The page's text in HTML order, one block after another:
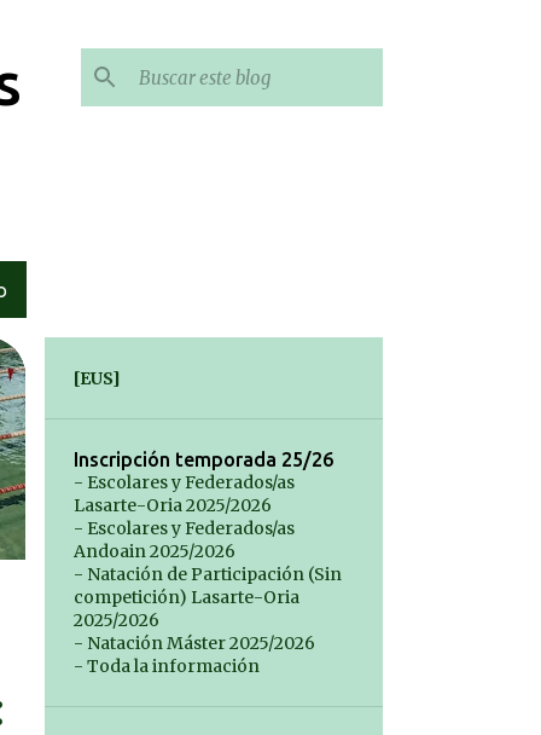
[EUS]
Inscripción temporada 25/26
- Escolares y Federados/as
Lasarte-Oria 2025/2026
- Escolares y Federados/as
Andoain 2025/2026
- Natación de Participación (Sin
competición) Lasarte-Oria
2025/2026
- Natación Máster 2025/2026
- Toda la información